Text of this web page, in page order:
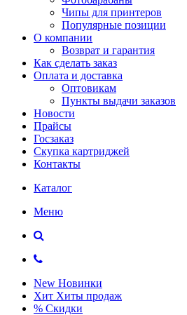
Чипы для принтеров
Популярные позиции
О компании
Возврат и гарантия
Как сделать заказ
Оплата и доставка
Оптовикам
Пункты выдачи заказов
Новости
Прайсы
Госзаказ
Скупка картриджей
Контакты
Каталог
Меню
New Новинки
Хит Хиты продаж
% Скидки